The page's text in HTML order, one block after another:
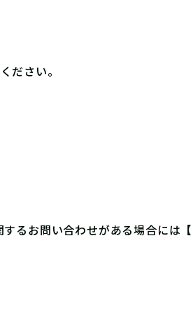
ださい。
るお問い合わせがある場合には